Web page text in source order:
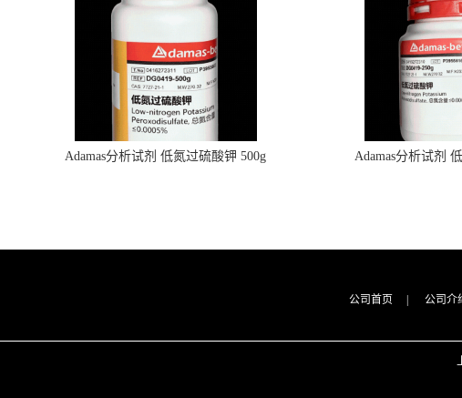
Adamas分析试剂 低氮过硫酸钾 500g
Adamas分析试剂
公司首页 | 公司介